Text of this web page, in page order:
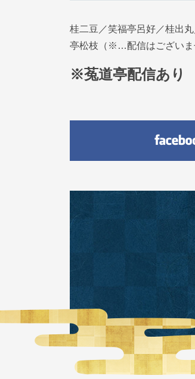
桂二豆／笑福亭呂好／桂出
亭松枝（※…配信はございま
※菟道亭配信あり